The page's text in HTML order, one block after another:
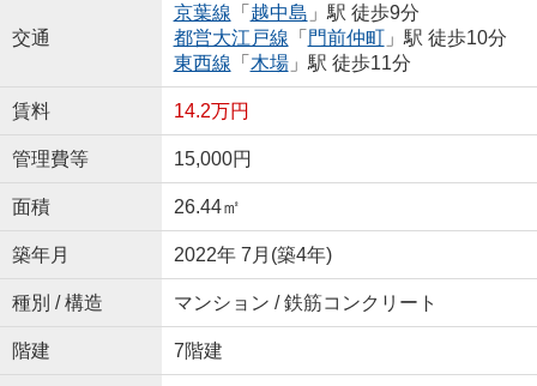
交通
京葉線 「 越中島 」駅 徒歩9分
都営大江戸線 「 門前仲町」駅 徒歩10分
東西線 「 木場」駅 徒歩11分
賃料 14.2万円
管理費等 15,000円
面積 26.44㎡
築年月 2022年 7月(築4年)
種別 / 構造 マンション / 鉄筋コンクリート
階建 7階建